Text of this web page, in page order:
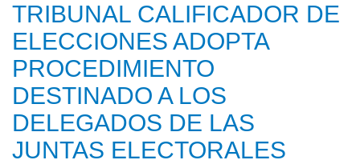
TRIBUNAL CALIFICADOR DE
ELECCIONES ADOPTA
PROCEDIMIENTO
DESTINADO A LOS
DELEGADOS DE LAS
JUNTAS ELECTORALES